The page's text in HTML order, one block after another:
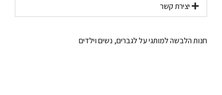
יצירת קשר​
חנות הלבשה למותגי על לגברים, נשים וילדים